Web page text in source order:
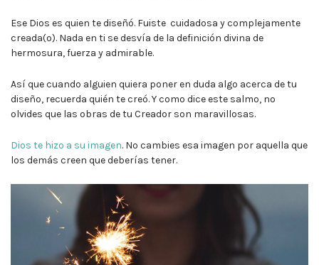
Ese Dios es quien te diseñó. Fuiste cuidadosa y complejamente
creada(o). Nada en ti se desvía de la definición divina de
hermosura, fuerza y admirable.
Así que cuando alguien quiera poner en duda algo acerca de tu
diseño, recuerda quién te creó. Y como dice este salmo, no
olvides que las obras de tu Creador son maravillosas.
Dios te hizo a su imagen. No cambies esa imagen por aquella que
los demás creen que deberías tener.